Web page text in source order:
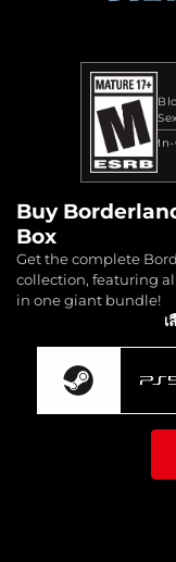
In-
Buy
Box
Get the complete
collection, featuring
in one giant bundle!